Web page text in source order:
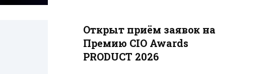
Открыт приём заявок на
Премию CIO Awards
PRODUCT 2026